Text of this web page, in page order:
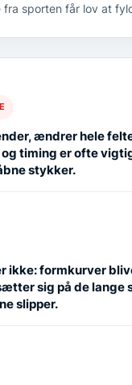
fra sporten får lov at
ændrer hele
timing er ofte
stykker.
ikke: formkurver
sig på de lange
slipper.